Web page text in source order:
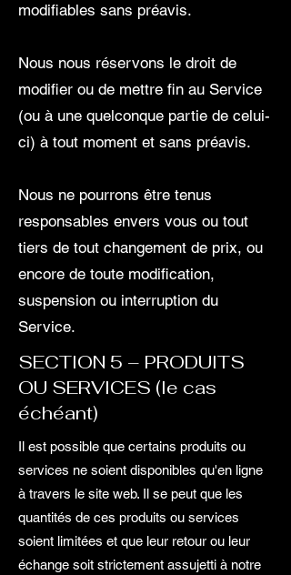
modifiables sans préavis.
Nous nous réservons le droit de
modifier ou de mettre fin au Service
(ou à une quelconque partie de celui-
ci) à tout moment et sans préavis.
Nous ne pourrons être tenus
responsables envers vous ou tout
tiers de tout changement de prix, ou
encore de toute modification,
suspension ou interruption du
Service.
SECTION 5 – PRODUITS
OU SERVICES (le cas
échéant)
Il est possible que certains produits ou
services ne soient disponibles qu'en ligne
à travers le site web. Il se peut que les
quantités de ces produits ou services
soient limitées et que leur retour ou leur
échange soit strictement assujetti à notre